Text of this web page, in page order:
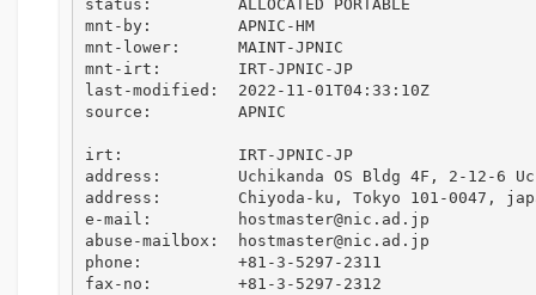
status:         ALLOCATED PORTABLE
mnt-by:         APNIC-HM
mnt-lower:      MAINT-JPNIC
mnt-irt:        IRT-JPNIC-JP
last-modified:  2022-11-01T04:33:10Z
source:         APNIC
irt:            IRT-JPNIC-JP
address:        Uchikanda OS Bldg 4F, 2-12-6
address:        Chiyoda-ku, Tokyo 101-0047,
e-mail:         hostmaster@nic.ad.jp
abuse-mailbox:  hostmaster@nic.ad.jp
phone:          +81-3-5297-2311
fax-no:         +81-3-5297-2312